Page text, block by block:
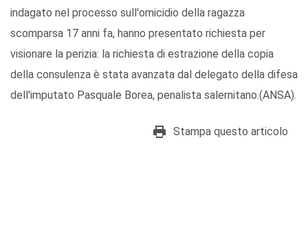
indagato nel processo sull'omicidio della ragazza
scomparsa 17 anni fa, hanno presentato richiesta per
visionare la perizia: la richiesta di estrazione della copia
della consulenza è stata avanzata dal delegato della difesa
dell'imputato Pasquale Borea, penalista salernitano.(ANSA).
Stampa questo articolo